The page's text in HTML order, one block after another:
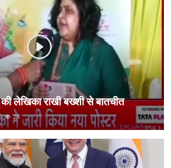
लेखिका राखी बख्शी से बातचीत
28